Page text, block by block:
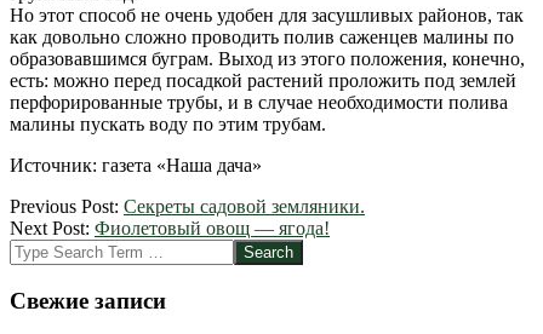
Но этот способ не очень удобен для засушливых районов, так
как довольно сложно проводить полив саженцев малины по
образовавшимся буграм. Выход из этого положения, конечно,
есть: можно перед посадкой растений проложить под землей
перфорированные трубы, и в случае необходимости полива
малины пускать воду по этим трубам.
Источник: газета «Наша дача»
2012-
03-
25
Previous Post: Секреты садовой земляники.
Next Post: Фиолетовый овощ — ягода!
Search
Свежие записи